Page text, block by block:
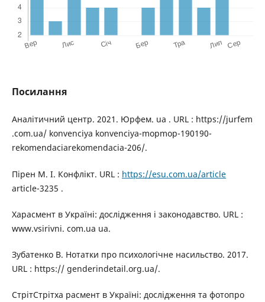
Посилання
Аналітичний центр. 2021. Юрфем. ua . URL : https://jurfem
.com.ua/ konvenciya konvenciya-mopmop-190190-
rekomendaciarekomendacia-206/.
Пірен М. І. Конфлікт. URL : https://esu.com.ua/article
article-3235 .
Харасмент в Україні: дослідження і законодавство. URL :
www.vsirivni. com.ua ua.
Зубатенко В. Нотатки про психологічне насильство. 2017.
URL : https:// genderindetail.org.ua/.
СтрітСтрітха расмент в Україні: дослідження та фотопро